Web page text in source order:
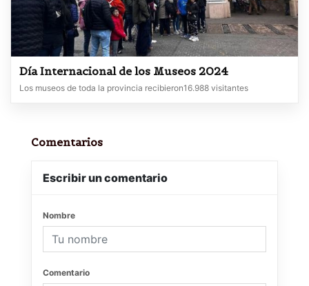
Día Internacional de los Museos 2024
Los museos de toda la provincia recibieron16.988 visitantes
Comentarios
Escribir un comentario
Nombre
Comentario